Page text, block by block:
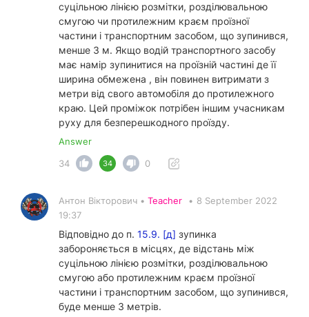
суцільною лінією розмітки, розділювальною
смугою чи протилежним краєм проїзної
частини і транспортним засобом, що зупинився,
менше 3 м. Якщо водій транспортного засобу
має намір зупинитися на проїзній частині де її
ширина обмежена , він повинен витримати з
метри від свого автомобіля до протилежного
краю. Цей проміжок потрібен іншим учасникам
руху для безперешкодного проїзду.
Answer
34
34 0
Антон Вікторович • Teacher • 8 September 2022
19:37
Відповідно до п. 15.9. [д] зупинка
забороняється в місцях, де відстань між
суцільною лінією розмітки, розділювальною
смугою або протилежним краєм проїзної
частини і транспортним засобом, що зупинився,
буде менше 3 метрів.